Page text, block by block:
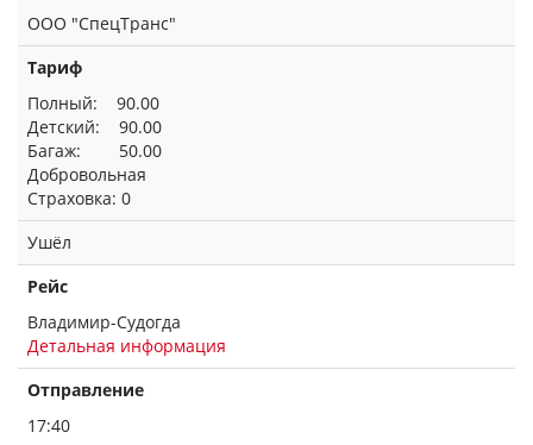
ООО "СпецТранс"
Тариф
Полный: 90.00
Детский: 90.00
Багаж: 50.00
Добровольная
Страховка: 0
Ушёл
Рейс
Владимир-Судогда
Детальная информация
Отправление
17:40